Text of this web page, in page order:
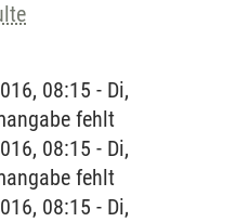
08:15 - Di,
fehlt
08:15 - Di,
fehlt
08:15 - Di,